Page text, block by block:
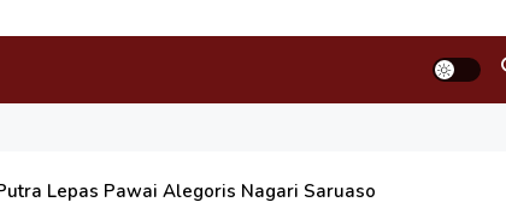
Lepas Pawai Alegoris Nagari Saruaso